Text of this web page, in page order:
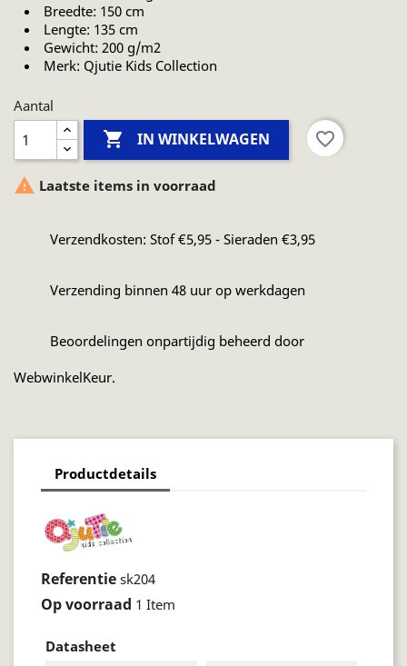
Breedte: 150 cm
Lengte: 135 cm
Gewicht: 200 g/m2
Merk: Qjutie Kids Collection
Aantal
 IN WINKELWAGEN favorite_border
 Laatste items in voorraad
Verzendkosten: Stof €5,95 - Sieraden €3,95
Verzending binnen 48 uur op werkdagen
Beoordelingen onpartijdig beheerd door
WebwinkelKeur.
Productdetails
Referentie sk204
Op voorraad 1 Item
Datasheet